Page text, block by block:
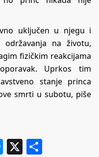
uključen u njegu i
na životu,
fizičkim reakcijama
Uprkos tim
stanje princa
smrti u subotu, piše
Messenger
X